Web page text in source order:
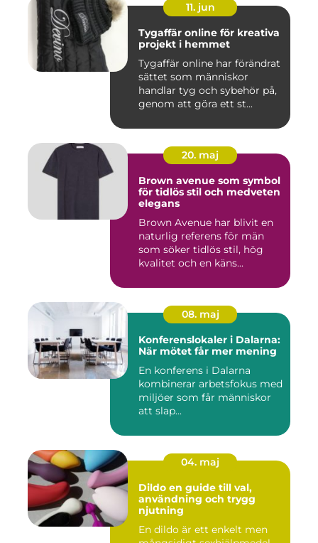
11. jun
Tygaffär online för kreativa
projekt i hemmet
Tygaffär online har förändrat
sättet som människor
handlar tyg och sybehör på,
genom att göra ett st...
20. maj
Brown avenue som symbol
för tidlös stil och medveten
elegans
Brown Avenue har blivit en
naturlig referens för män
som söker tidlös stil, hög
kvalitet och en käns...
08. maj
Konferenslokaler i Dalarna:
När mötet får mer mening
En konferens i Dalarna
kombinerar arbetsfokus med
miljöer som får människor
att slap...
04. maj
Dildo en guide till val,
användning och trygg
njutning
En dildo är ett enkelt men